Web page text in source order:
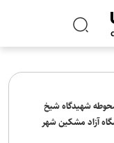
شهیدگاه شیخ
آزاد مشکین شهر